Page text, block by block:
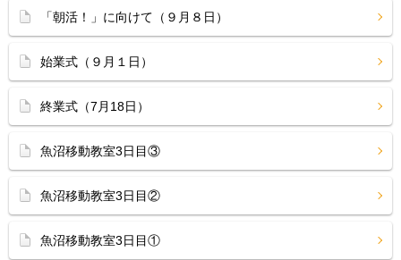
「朝活！」に向けて（９月８日）
始業式（９月１日）
終業式（7月18日）
魚沼移動教室3日目③
魚沼移動教室3日目②
魚沼移動教室3日目①